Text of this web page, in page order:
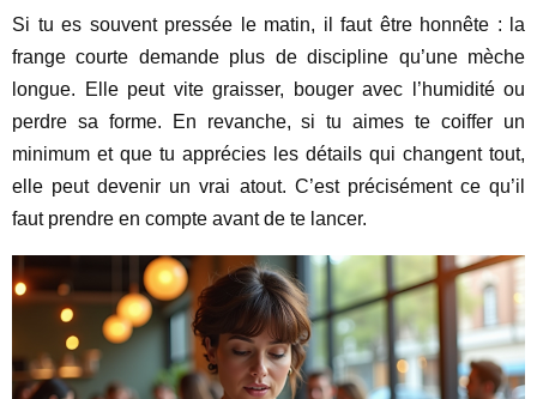
Si tu es souvent pressée le matin, il faut être honnête : la
frange courte demande plus de discipline qu’une mèche
longue. Elle peut vite graisser, bouger avec l’humidité ou
perdre sa forme. En revanche, si tu aimes te coiffer un
minimum et que tu apprécies les détails qui changent tout,
elle peut devenir un vrai atout. C’est précisément ce qu’il
faut prendre en compte avant de te lancer.